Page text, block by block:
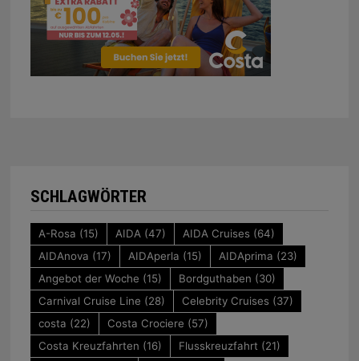
SCHLAGWÖRTER
A-Rosa (15) AIDA(47) AIDA Cruises (64)
AIDAnova (17) AIDAperla (15) AIDAprima (23)
Angebot der Woche (15) Bordguthaben (30)
Carnival Cruise Line (28) Celebrity Cruises (37)
costa (22) Costa Crociere (57)
Costa Kreuzfahrten (16) Flusskreuzfahrt(21)